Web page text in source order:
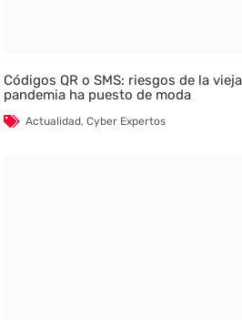
Códigos QR o SMS: riesgos de la
pandemia ha puesto de moda
Actualidad,Cyber Expertos